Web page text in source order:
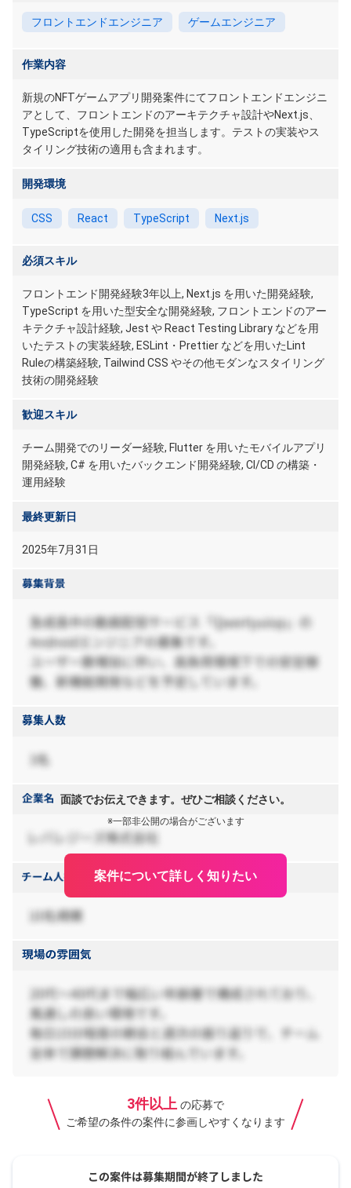
フロントエンドエンジニア ゲームエンジニア
作業内容
新規のNFTゲームアプリ開発案件にてフロントエンドエンジニ
アとして、フロントエンドのアーキテクチャ設計やNext.js、
TypeScriptを使用した開発を担当します。テストの実装やス
タイリング技術の適用も含まれます。
開発環境
CSS React TypeScript Next.js
必須スキル
フロントエンド開発経験3年以上, Next.js を用いた開発経験,
TypeScript を用いた型安全な開発経験, フロントエンドのアー
キテクチャ設計経験, Jest や React Testing Library などを用
いたテストの実装経験, ESLint・Prettier などを用いたLint
Ruleの構築経験, Tailwind CSS やその他モダンなスタイリング
技術の開発経験
歓迎スキル
チーム開発でのリーダー経験, Flutter を用いたモバイルアプリ
開発経験, C# を用いたバックエンド開発経験, CI/CD の構築・
運用経験
最終更新日
2025年7月31日
面談でお伝えできます。ぜひご相談ください。
※一部非公開の場合がございます
案件について詳しく知りたい
3件以上 の応募で
ご希望の条件の案件に参画しやすくなります